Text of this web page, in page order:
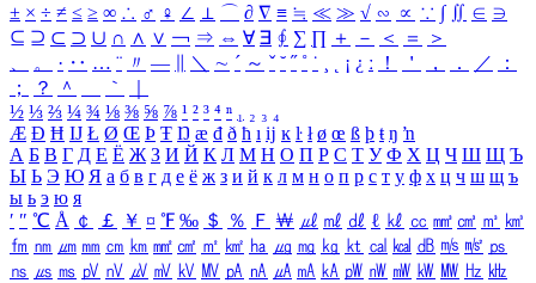
± × ÷ ≠ ≤ ≥ ∞ ∴ ♂ ♀ ∠ ⊥ ⌒ ∂ ∇ ≡ ≒ ≪ ≫ √ ∽ ∝ ∵ ∫ ∬ ∈ ∋
⊆ ⊇ ⊂ ⊃ ∪ ∩ ∧ ∨ ￢ ⇒ ⇔ ∀ ∃ ∮ ∑ ∏ ＋ － ＜ ＝
＞
、
。 · ‥ … ¨ 〃 ― ＼ ∼ ´ ～ ˇ ˘ ˝ ˚ ˙ ¸ ¡ ¿ ː ！ ＇ ， ． ／
：
；
？ ＾ ｀
½ ⅓ ⅔ ¼ ¾ ⅛ ⅜ ⅝ ⅞ ¹ ² ³ ⁴ ⁿ ₁ ₂ ₃ ₄
Æ Ð Ħ Ĳ Ł Ø Œ Þ Ŧ Ŋ æ đ ð ħ ı ĳ ĸ ŀ ł ø œ ß þ ŧ ŋ ŉ
А Б В Г Д Е Ё Ж З И Й К Л М Н О П Р С Т У Ф Х Ц Ч Ш Щ Ъ
Ы Ь Э Ю Я а б в г д е ё ж з и й к л м н о п р с т у ф х ц ч ш щ ъ
ы ь э ю я
′ ″ ℃ Å ￠ ￡ ￥ ¤ ℉ ‰ ＄ ％ Ｆ ￦ ㎕ ㎖ ㎗ ℓ ㎘ ㏄ ㎣ ㎤ ㎥ ㎦
㎙ ㎚ ㎛ ㎜ ㎝ ㎞ ㎟ ㎠ ㎡ ㎢ ㏊ ㎍ ㎎ ㎏ ㏏ ㎈ ㎉ ㏈ ㎧ ㎨ ㎰
㎱ ㎲ ㎳ ㎴ ㎵ ㎶ ㎷ ㎸ ㎹ ㎀ ㎁ ㎂ ㎃ ㎄ ㎺ ㎻ ㎽ ㎾ ㎿ ㎐ ㎑